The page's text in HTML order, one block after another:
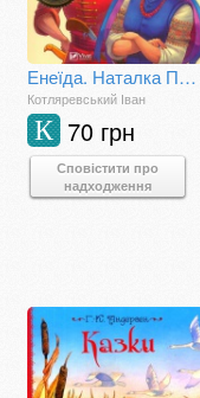
Енеїда. Наталка Полтавка
Котляревський Іван
70 грн
К
Сповістити про
надходження